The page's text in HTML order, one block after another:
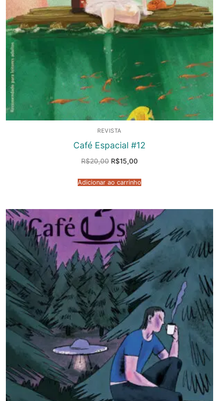
REVISTA
Café Espacial #12
R$20,00 O
preço
era:
R$20,00.
R$15,00
é:
R$15,00.
Adicionar ao carrinho